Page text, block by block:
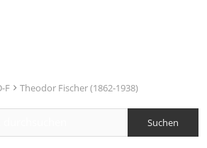
F Theodor Fischer (1862-1938)